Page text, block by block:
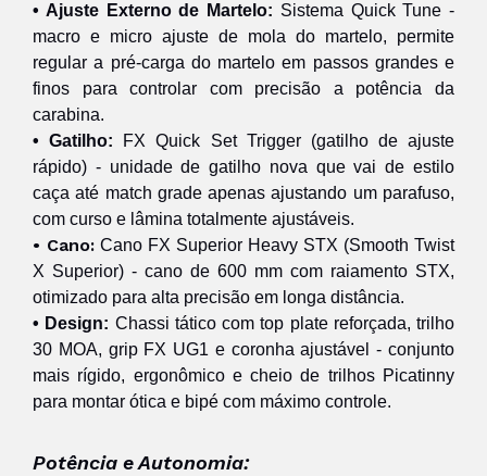
• Ajuste Externo de Martelo: Sistema Quick Tune -
macro e micro ajuste de mola do martelo, permite
regular a pré-carga do martelo em passos grandes e
finos para controlar com precisão a potência da
carabina.
• Gatilho: FX Quick Set Trigger (gatilho de ajuste
rápido) - unidade de gatilho nova que vai de estilo
caça até match grade apenas ajustando um parafuso,
com curso e lâmina totalmente ajustáveis.
• Cano: Cano FX Superior Heavy STX (Smooth Twist
X Superior) - cano de 600 mm com raiamento STX,
otimizado para alta precisão em longa distância.
• Design: Chassi tático com top plate reforçada, trilho
30 MOA, grip FX UG1 e coronha ajustável - conjunto
mais rígido, ergonômico e cheio de trilhos Picatinny
para montar ótica e bipé com máximo controle.
Potência e Autonomia: